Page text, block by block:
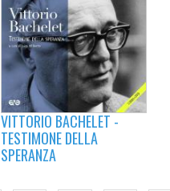
VITTORIO BACHELET -
TESTIMONE DELLA
SPERANZA